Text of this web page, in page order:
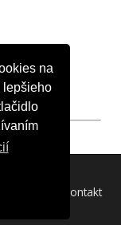
na
lepšieho
Kontakt